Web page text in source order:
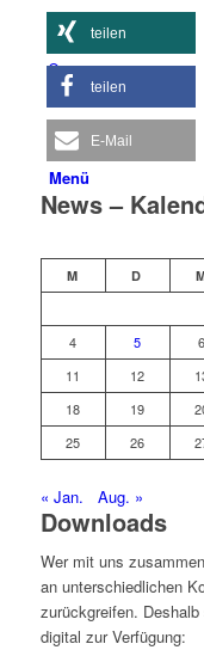
Menü
teilen
teilen
E-Mail
News –
M D
4
5 6
11
12
18
19
25
26
« Jan. Aug. »
Downloads
Wer mit uns
an unterschiedlichen
zurückgreifen.
digital zur Verfügung: